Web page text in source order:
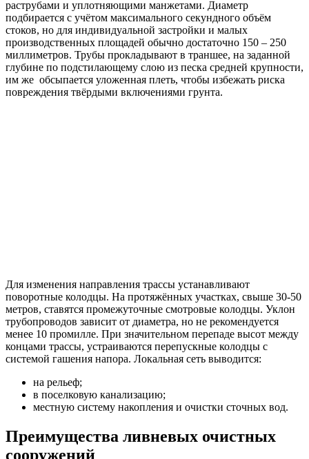
раструбами и уплотняющими манжетами. Диаметр
подбирается с учётом максимального секундного объём
стоков, но для индивидуальной застройки и малых
производственных площадей обычно достаточно 150 – 250
миллиметров. Трубы прокладывают в траншее, на заданной
глубине по подстилающему слою из песка средней крупности,
им же обсыпается уложенная плеть, чтобы избежать риска
повреждения твёрдыми включениями грунта.
Для изменения направления трассы устанавливают
поворотные колодцы. На протяжённых участках, свыше 30-50
метров, ставятся промежуточные смотровые колодцы. Уклон
трубопроводов зависит от диаметра, но не рекомендуется
менее 10 промилле. При значительном перепаде высот между
концами трассы, устраиваются перепускные колодцы с
системой гашения напора. Локальная сеть выводится:
на рельеф;
в поселковую канализацию;
местную систему накопления и очистки сточных вод.
Преимущества ливневых очистных
сооружений